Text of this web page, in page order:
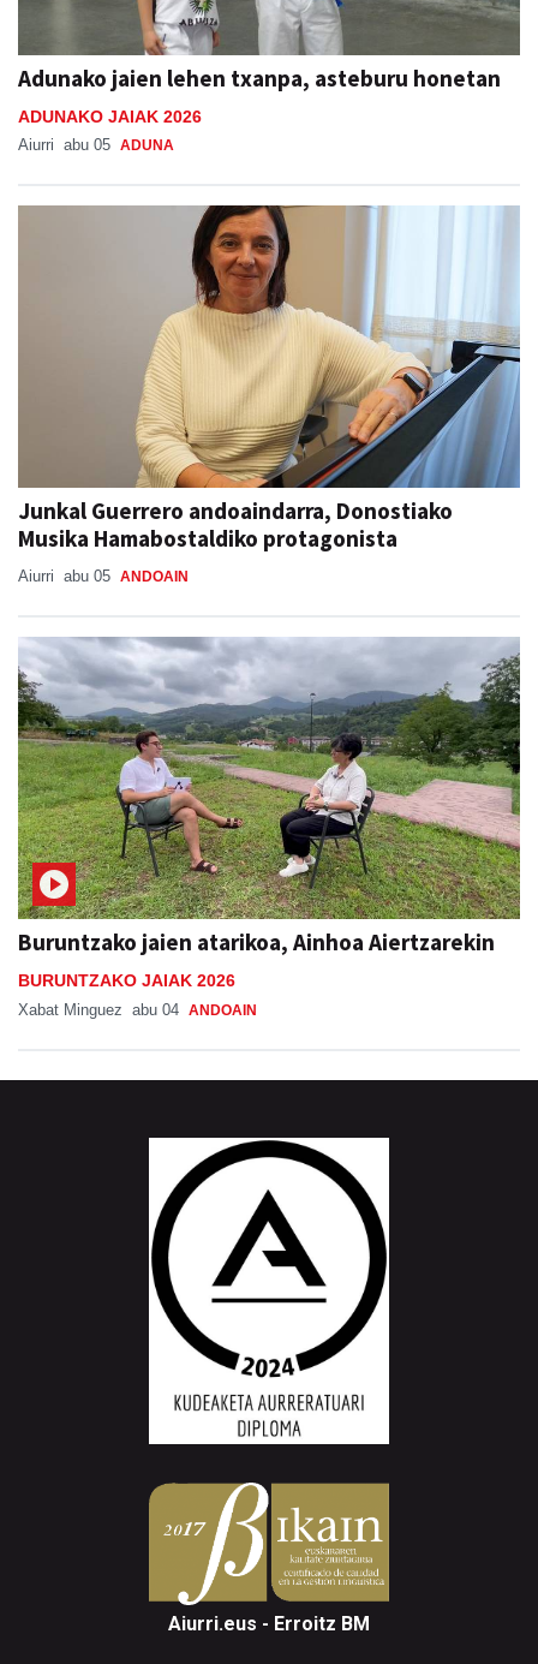
Adunako jaien lehen txanpa, asteburu honetan
ADUNAKO JAIAK 2026
Aiurri abu 05 ADUNA
Junkal Guerrero andoaindarra, Donostiako
Musika Hamabostaldiko protagonista
Aiurri abu 05 ANDOAIN
Buruntzako jaien atarikoa, Ainhoa Aiertzarekin
BURUNTZAKO JAIAK 2026
Xabat Minguez abu 04 ANDOAIN
Aiurri.eus - Erroitz BM